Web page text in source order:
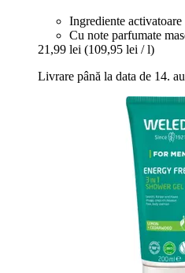
Ingrediente activatoare
Cu note parfumate
21,99 lei (109,95 lei / l)
Livrare până la data de 14.